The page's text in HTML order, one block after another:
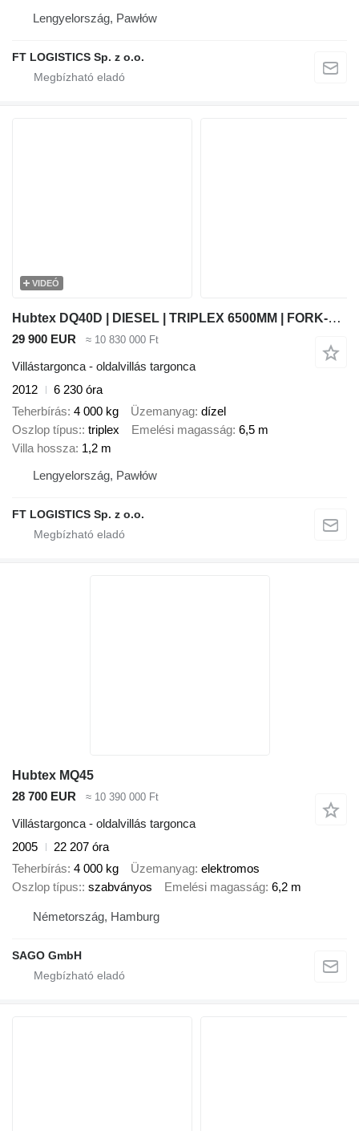
Lengyelország, Pawłów
FT LOGISTICS Sp. z o.o.
VIDEÓ
Hubtex DQ40D | DIESEL | TRIPLEX 6500MM | FORK-POSITIONER | FREE-LIFT |
29 900 EUR ≈ 10 830 000 Ft
Villástargonca - oldalvillás targonca
2012
6 230 óra
Teherbírás 4 000 kg Üzemanyag dízel
Oszlop típus: triplex Emelési magasság 6,5 m
Villa hossza 1,2 m
Lengyelország, Pawłów
FT LOGISTICS Sp. z o.o.
Hubtex MQ45
28 700 EUR
≈ 10 390 000 Ft
Villástargonca - oldalvillás targonca
2005
22 207 óra
Teherbírás 4 000 kg Üzemanyag elektromos
Oszlop típus: szabványos Emelési magasság 6,2 m
Németország, Hamburg
SAGO GmbH